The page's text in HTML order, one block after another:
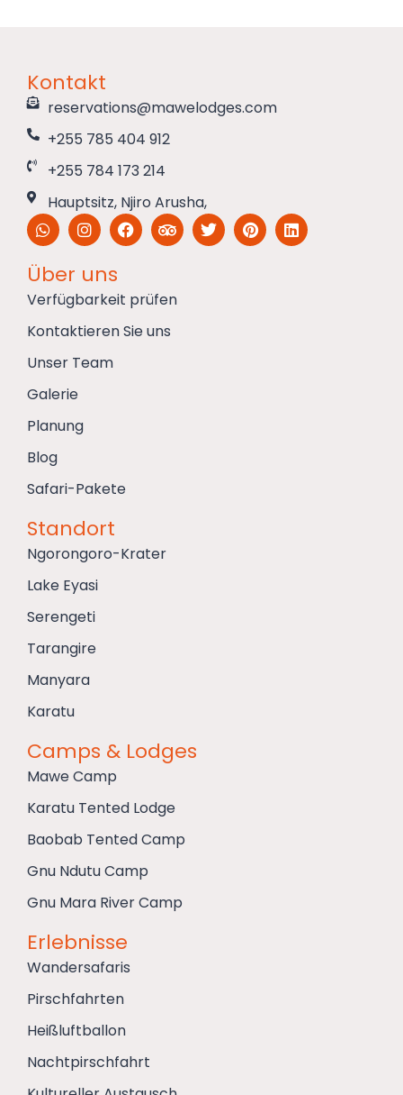
Kontakt
reservations@mawelodges.com
+255 785 404 912
+255 784 173 214
Hauptsitz, Njiro Arusha,
Über uns
Verfügbarkeit prüfen
Kontaktieren Sie uns
Unser Team
Galerie
Planung
Blog
Safari-Pakete
Standort
Ngorongoro-Krater
Lake Eyasi
Serengeti
Tarangire
Manyara
Karatu
Camps & Lodges
Mawe Camp
Karatu Tented Lodge
Baobab Tented Camp
Gnu Ndutu Camp
Gnu Mara River Camp
Erlebnisse
Wandersafaris
Pirschfahrten
Heißluftballon
Nachtpirschfahrt